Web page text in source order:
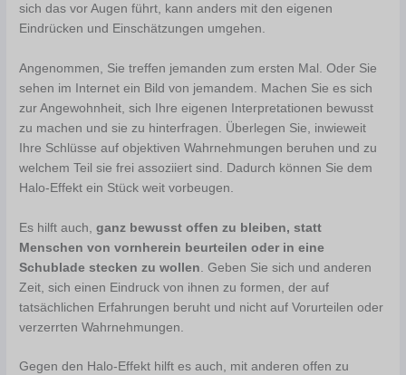
sich das vor Augen führt, kann anders mit den eigenen
Eindrücken und Einschätzungen umgehen.
Angenommen, Sie treffen jemanden zum ersten Mal. Oder Sie
sehen im Internet ein Bild von jemandem. Machen Sie es sich
zur Angewohnheit, sich Ihre eigenen Interpretationen bewusst
zu machen und sie zu hinterfragen. Überlegen Sie, inwieweit
Ihre Schlüsse auf objektiven Wahrnehmungen beruhen und zu
welchem Teil sie frei assoziiert sind. Dadurch können Sie dem
Halo-Effekt ein Stück weit vorbeugen.
Es hilft auch,ganz bewusst offen zu bleiben, statt
Menschen von vornherein beurteilen oder in eine
Schublade stecken zu wollen . Geben Sie sich und anderen
Zeit, sich einen Eindruck von ihnen zu formen, der auf
tatsächlichen Erfahrungen beruht und nicht auf Vorurteilen oder
verzerrten Wahrnehmungen.
Gegen den Halo-Effekt hilft es auch, mit anderen offen zu